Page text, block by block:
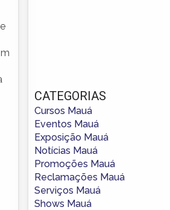
CATEGORIAS
Cursos Mauá
Eventos Mauá
Exposição Mauá
Notícias Mauá
Promoções Mauá
Reclamações Mauá
Serviços Mauá
Shows Mauá